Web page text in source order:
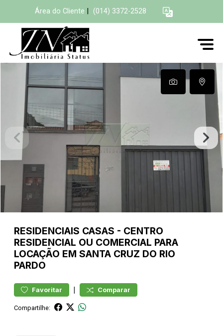
Área do Cliente (014) 3372-2528
RESIDENCIAIS CASAS - CENTRO
RESIDENCIAL OU COMERCIAL PARA
LOCAÇÃO EM SANTA CRUZ DO RIO
PARDO
Favoritar | Comparar
Compartilhe: